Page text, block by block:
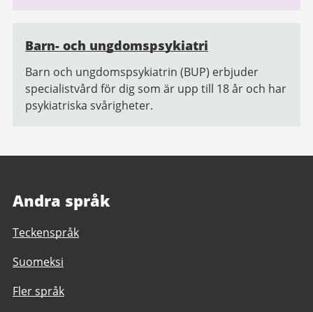
Barn- och ungdomspsykiatri
Barn och ungdomspsykiatrin (BUP) erbjuder
specialistvård för dig som är upp till 18 år och har
psykiatriska svårigheter.
Andra språk
Teckenspråk
Suomeksi
Fler språk